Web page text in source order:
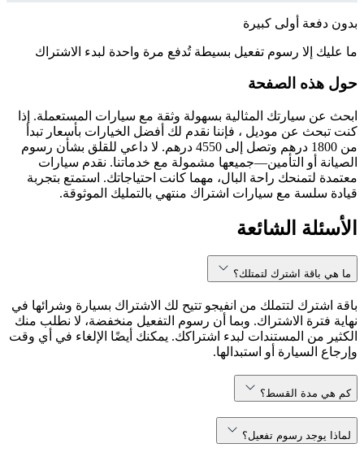
بدون دفعة أولى كبيرة
ما عليك إلا رسوم تفعيل بسيطة تُدفع مرة واحدة لبدء الاشتراك
حول هذه الصفحة
ابحث عن سيارتك المثالية بسهولة وثقة مع سيارات المستعملة. إذا
كنت تبحث عن موديل ، فإننا نقدم لك أفضل الخيارات بأسعار تبدأ
من 1800 درهم وتصل إلى 4550 درهم. لا داعي للقلق بشأن رسوم
الصيانة أو التأمين—جميعها مشمولة مع خدماتنا. نقدم سيارات
معتمدة لتمنحك راحة البال، مهما كانت احتياجاتك. استمتع بتجربة
قيادة سلسة مع سيارات اشتراك منتهي بالتمليك الموثوقة.
الأسئلة الشائعة
ما هي باقة اشترك لتمتلك؟
باقة اشترك لتتملك من انفيجو تتيح لك الاشتراك بسيارة وشرائها في
نهاية فترة الاشتراك. وبما أن رسوم التفعيل منخفضة، لا نطلب منك
الكثير من المستندات لبدء اشتراكك. يمكنك أيضًا الإلغاء في أي وقت
وإرجاع السيارة أو استبدالها.
كم هي مدة القسط؟
لماذا يوجد رسوم تفعيل؟